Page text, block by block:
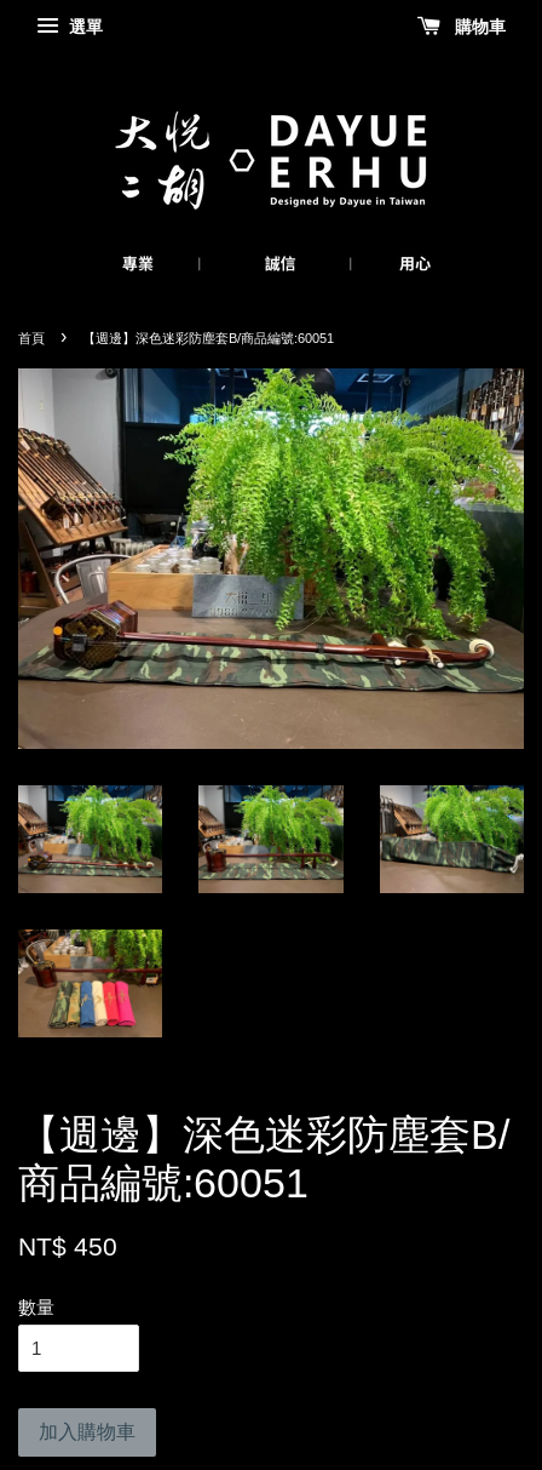
選單 購物車
首頁 › 【週邊】深色迷彩防塵套B/商品編號:60051
【週邊】深色迷彩防塵套B/
商品編號:60051
NT$ 450
數量
加入購物車